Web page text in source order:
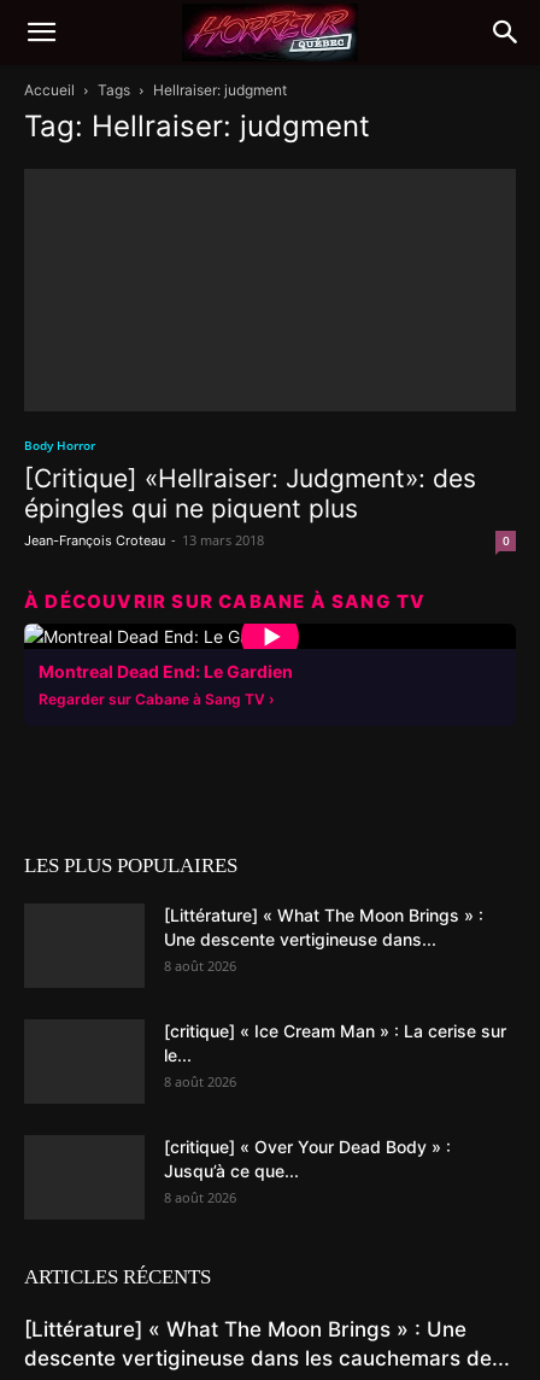
Accueil Tags Hellraiser: judgment
Tag: Hellraiser: judgment
Body Horror
[Critique] «Hellraiser: Judgment»: des
épingles qui ne piquent plus
Jean-François Croteau - 13 mars 2018 0
À DÉCOUVRIR SUR CABANE À SANG TV
▶
Montreal Dead End: Le Gardien
Regarder sur Cabane à Sang TV
LES PLUS POPULAIRES
[Littérature] « What The Moon Brings » :
Une descente vertigineuse dans...
8 août 2026
[critique] « Ice Cream Man » : La cerise sur
le...
8 août 2026
[critique] « Over Your Dead Body » :
Jusqu’à ce que...
8 août 2026
ARTICLES RÉCENTS
[Littérature] « What The Moon Brings » : Une
descente vertigineuse dans les cauchemars de...